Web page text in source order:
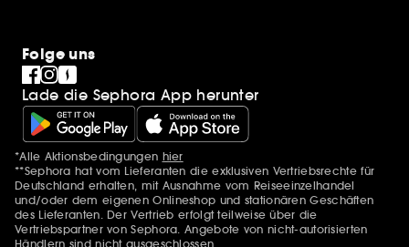
Folge uns
Lade die Sephora App herunter
Zusätzlich Erwähnungen
*Alle Aktionsbedingungen hier
**Sephora hat vom Lieferanten die exklusiven Vertriebsrechte für
Deutschland erhalten, mit Ausnahme vom Reiseeinzelhandel
und/oder dem eigenen Onlineshop und stationären Geschäften
des Lieferanten. Der Vertrieb erfolgt teilweise über die
Vertriebspartner von Sephora. Angebote von nicht-autorisierten
Händlern sind nicht ausgeschlossen.